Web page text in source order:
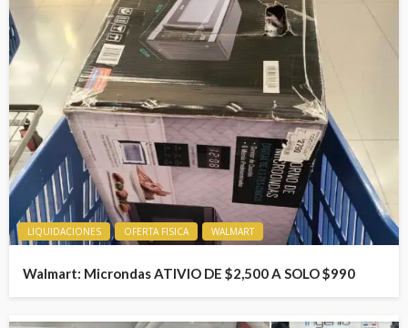
LIQUIDACIONES OFERTA FISICA WALMART
Walmart: Microndas ATIVIO DE $2,500 A SOLO $990